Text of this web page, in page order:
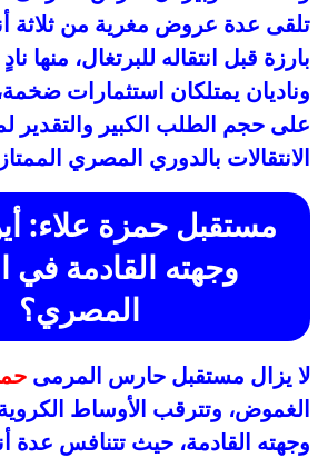
تلقى عدة عروض مغرية من ثلاثة
بارزة قبل انتقاله للبرتغال، منها
وناديان يمتلكان استثمارات
على حجم الطلب الكبير
الانتقالات بالدوري المصري
مستقبل حمزة علاء:
وجهته القادمة في
المصري؟
لا يزال مستقبل حارس المرمى
الغموض، وتترقب الأوساط
وجهته القادمة، حيث تتنافس عدة